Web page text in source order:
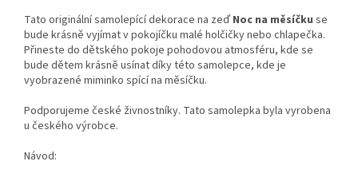
Tato originální samolepící dekorace na zeď Noc na měsíčku se
bude krásně vyjímat v pokojíčku malé holčičky nebo chlapečka.
Přineste do dětského pokoje pohodovou atmosféru, kde se
bude dětem krásně usínat díky této samolepce, kde je
vyobrazené miminko spící na měsíčku.
Podporujeme české živnostníky. Tato samolepka byla vyrobena
u českého výrobce.
Návod: